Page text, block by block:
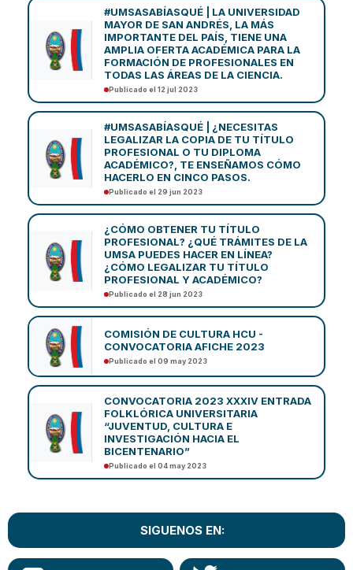
#UMSASABÍASQUÉ | LA UNIVERSIDAD
MAYOR DE SAN ANDRÉS, LA MÁS
IMPORTANTE DEL PAÍS, TIENE UNA
AMPLIA OFERTA ACADÉMICA PARA LA
FORMACIÓN DE PROFESIONALES EN
TODAS LAS ÁREAS DE LA CIENCIA.
Publicado el 12 jul 2023
#UMSASABÍASQUÉ | ¿NECESITAS
LEGALIZAR LA COPIA DE TU TÍTULO
PROFESIONAL O TU DIPLOMA
ACADÉMICO?, TE ENSEÑAMOS CÓMO
HACERLO EN CINCO PASOS.
Publicado el 29 jun 2023
¿CÓMO OBTENER TU TÍTULO
PROFESIONAL? ¿QUÉ TRÁMITES DE LA
UMSA PUEDES HACER EN LÍNEA?
¿CÓMO LEGALIZAR TU TÍTULO
PROFESIONAL Y ACADÉMICO?
Publicado el 28 jun 2023
COMISIÓN DE CULTURA HCU -
CONVOCATORIA AFICHE 2023
Publicado el 09 may 2023
CONVOCATORIA 2023 XXXIV ENTRADA
FOLKLÓRICA UNIVERSITARIA
“JUVENTUD, CULTURA E
INVESTIGACIÓN HACIA EL
BICENTENARIO”
Publicado el 04 may 2023
SIGUENOS EN: